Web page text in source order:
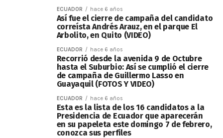
ECUADOR hace 6 años
Así fue el cierre de campaña del candidato
correísta Andrés Arauz, en el parque El
Arbolito, en Quito (VIDEO)
ECUADOR hace 6 años
Recorrió desde la avenida 9 de Octubre
hasta el Suburbio: Así se cumplió el cierre
de campaña de Guillermo Lasso en
Guayaquil (FOTOS Y VIDEO)
ECUADOR hace 6 años
Esta es la lista de los 16 candidatos a la
Presidencia de Ecuador que aparecerán
en su papeleta este domingo 7 de febrero,
conozca sus perfiles